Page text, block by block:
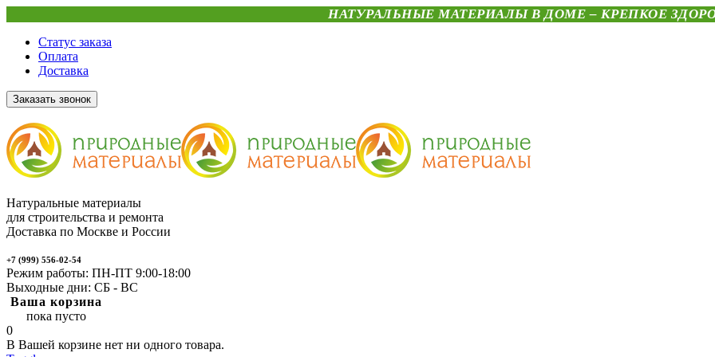
НАТУРАЛЬНЫЕ МАТЕРИАЛЫ В ДОМЕ – КРЕПКОЕ
Статус заказа
Оплата
Доставка
Заказать звонок
Натуральные материалы
для строительства и ремонта
Доставка по Москве и России
+7 (999) 556-02-54
Режим работы: ПН-ПТ 9:00-18:00
Выходные дни: СБ - ВС
Ваша корзина
пока пусто
0
В Вашей корзине нет ни одного товара.